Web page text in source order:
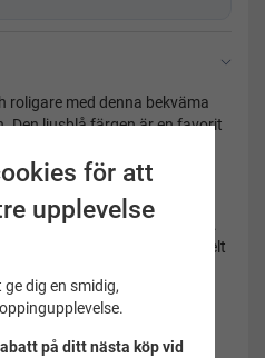
roligare med denna bekväma
Den ljusblå färgen är en favorit
sluter tätt runt
eller läcka.
så att barnet ser
för både lek och simträning.
bak på bandet är det enkelt
fastna i håret. Linserna är
och UV-skydd för en
stranden, i badhuset eller
för att
upplevelse
dig en smidig,
på ditt nästa köp vid